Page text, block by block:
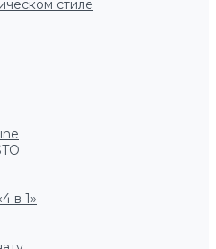
стиле
в 1»